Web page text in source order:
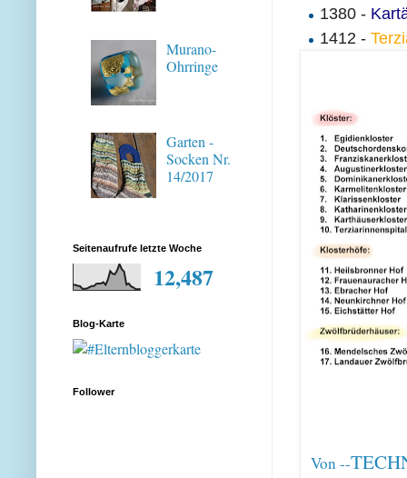
1380 -
1412 -
Von --
Murano-
Ohrringe
Garten -
Socken Nr.
14/2017
Seitenaufrufe letzte Woche
12,487
Blog-Karte
Follower